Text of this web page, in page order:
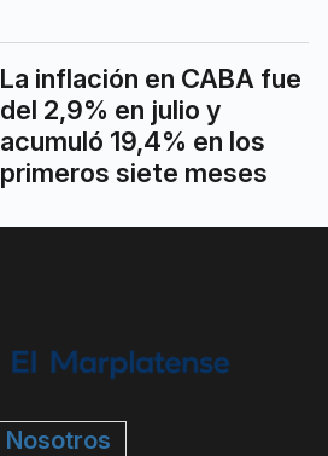
La inflación en CABA fue
del 2,9% en julio y
acumuló 19,4% en los
primeros siete meses
Nosotros